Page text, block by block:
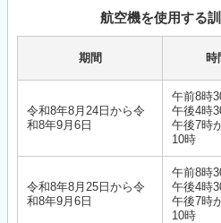
航空機を使用する
期間 時
令和8年8月24日から令
和8年9月6日
午前8時
午後4時
午後7時
10時
令和8年8月25日から令
和8年9月6日
午前8時
午後4時
午後7時
10時